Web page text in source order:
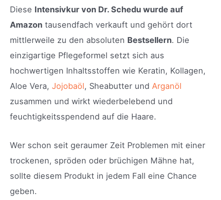
Diese Intensivkur von Dr. Schedu wurde auf
Amazon tausendfach verkauft und gehört dort
mittlerweile zu den absoluten Bestsellern. Die
einzigartige Pflegeformel setzt sich aus
hochwertigen Inhaltsstoffen wie Keratin, Kollagen,
Aloe Vera, Jojobaöl, Sheabutter und Arganöl
zusammen und wirkt wiederbelebend und
feuchtigkeitsspendend auf die Haare.
Wer schon seit geraumer Zeit Problemen mit einer
trockenen, spröden oder brüchigen Mähne hat,
sollte diesem Produkt in jedem Fall eine Chance
geben.